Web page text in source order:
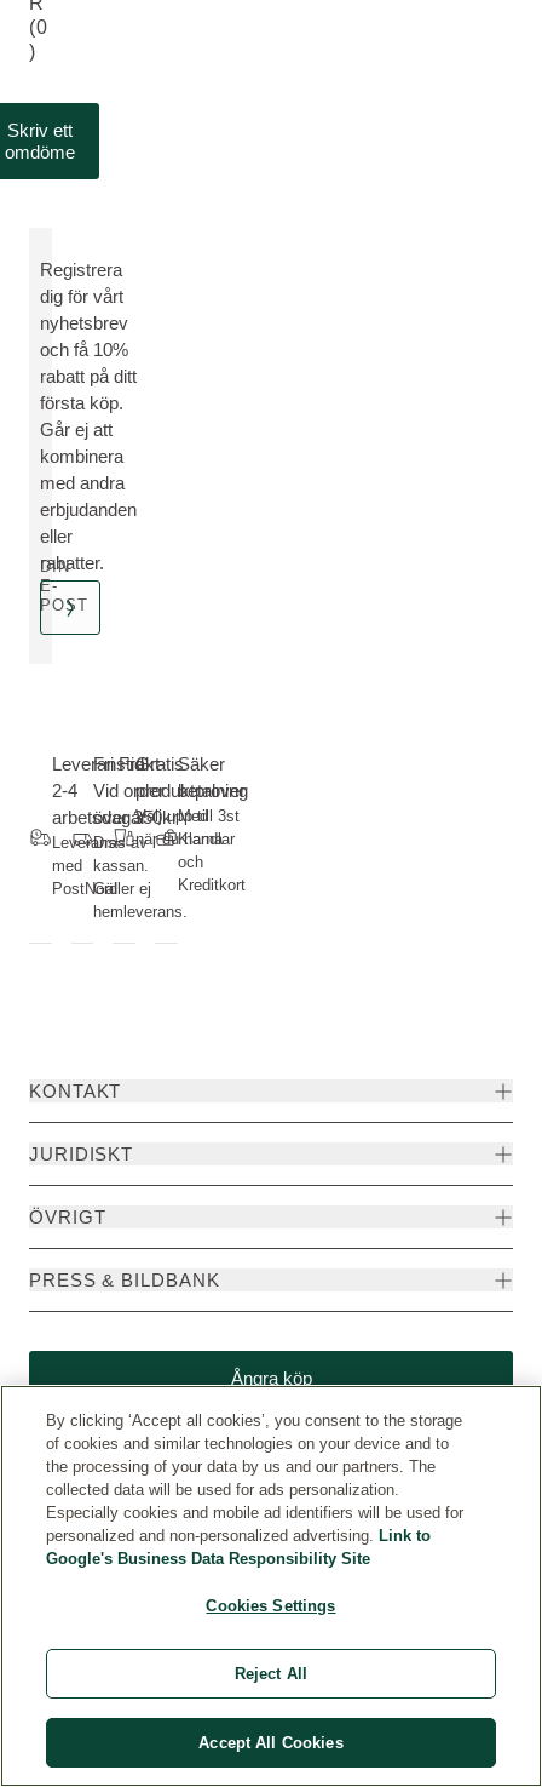
(0
)
Skriv ett
omdöme
Registrera
dig för vårt
nyhetsbrev
och få 10%
rabatt på ditt
första köp.
Går ej att
kombinera
med andra
erbjudanden
eller
rabatter.
DIN
E-
POST
Leveranstid
2-4
arbetsdagar
Leverans
med
PostNord
Fri Frakt-
Vid order
över 350kr
Dras av i
kassan.
Gäller ej
hemleverans.
Gratis
produktprover
Välj upp till 3st
när du handlar
Säker
betalning
Med
Klarna
och
Kreditkort
KONTAKT
JURIDISKT
ÖVRIGT
PRESS & BILDBANK
Ångra köp
Weleda International © Weleda 2026
By clicking ‘Accept all cookies’, you consent to the storage
of cookies and similar technologies on your device and to
the processing of your data by us and our partners. The
collected data will be used for ads personalization.
Especially cookies and mobile ad identifiers will be used for
personalized and non-personalized advertising. Link to
Google's Business Data Responsibility Site
Cookies Settings
Reject All
Accept All Cookies